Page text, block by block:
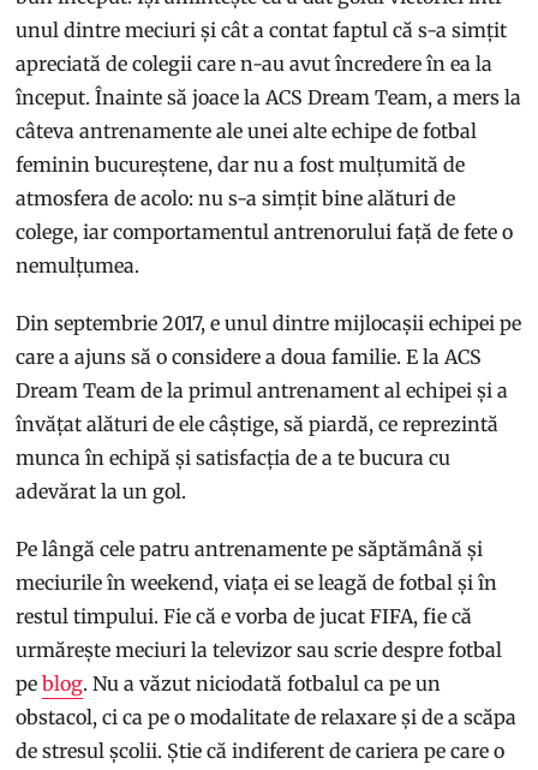
unul dintre meciuri și cât a contat faptul că s-a simțit
apreciată de colegii care n-au avut încredere în ea la
început. Înainte să joace la ACS Dream Team, a mers la
câteva antrenamente ale unei alte echipe de fotbal
feminin bucureștene, dar nu a fost mulțumită de
atmosfera de acolo: nu s-a simțit bine alături de
colege, iar comportamentul antrenorului față de fete o
nemulțumea.
Din septembrie 2017, e unul dintre mijlocașii echipei pe
care a ajuns să o considere a doua familie. E la ACS
Dream Team de la primul antrenament al echipei și a
învățat alături de ele câștige, să piardă, ce reprezintă
munca în echipă și satisfacția de a te bucura cu
adevărat la un gol.
Pe lângă cele patru antrenamente pe săptămână și
meciurile în weekend, viața ei se leagă de fotbal și în
restul timpului. Fie că e vorba de jucat FIFA, fie că
urmărește meciuri la televizor sau scrie despre fotbal
peblog. Nu a văzut niciodată fotbalul ca pe un
obstacol, ci ca pe o modalitate de relaxare și de a scăpa
de stresul școlii. Știe că indiferent de cariera pe care o